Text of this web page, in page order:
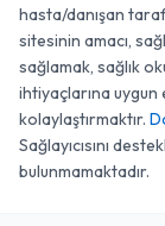
hasta/danışan
sitesinin amacı,
sağlamak, sağlık
ihtiyaçlarına uygun
kolaylaştırmaktır.
Sağlayıcısını
bulunmamaktadır.